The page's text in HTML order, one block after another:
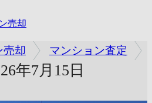
売却
売却 マンション査定
年7月15日